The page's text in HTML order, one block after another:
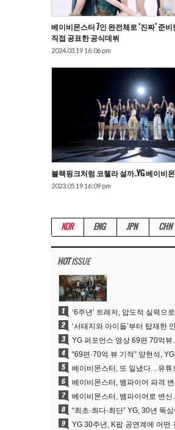
베이비몬스터 7인 완전체로 ‘진짜’ 준비
직접 공표한 공식데뷔
2024.03.19 16:06 pm
블랙핑크처럼 코첼라 설까..YG 베이비
2023.05.19 16:09 pm
KOR ENG JPN CHN
HOTISSUE
1
2
3
4
5
6
7
8
9